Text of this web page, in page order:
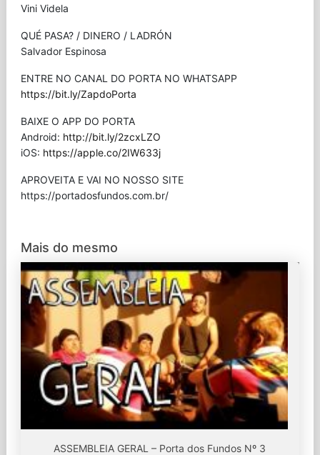
Vini Videla
QUÉ PASA? / DINERO / LADRÓN
Salvador Espinosa
ENTRE NO CANAL DO PORTA NO WHATSAPP
https://bit.ly/ZapdoPorta
BAIXE O APP DO PORTA
Android: http://bit.ly/2zcxLZO
iOS: https://apple.co/2IW633j
APROVEITA E VAI NO NOSSO SITE
⁠https://portadosfundos.com.br/
Mais do mesmo
ASSEMBLEIA GERAL – Porta dos Fundos Nº 3